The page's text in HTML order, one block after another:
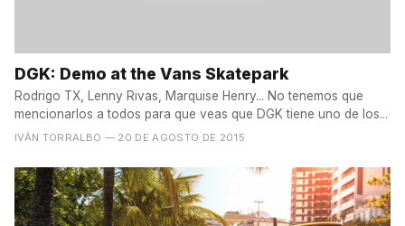
DGK: Demo at the Vans Skatepark
Rodrigo TX, Lenny Rivas, Marquise Henry... No tenemos que
mencionarlos a todos para que veas que DGK tiene uno de los...
IVÁN TORRALBO — 20 DE AGOSTO DE 2015